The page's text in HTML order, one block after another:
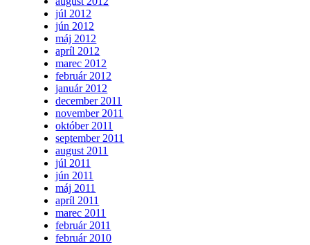
júl 2012
jún 2012
máj 2012
apríl 2012
marec 2012
február 2012
január 2012
december 2011
november 2011
október 2011
september 2011
august 2011
júl 2011
jún 2011
máj 2011
apríl 2011
marec 2011
február 2011
február 2010